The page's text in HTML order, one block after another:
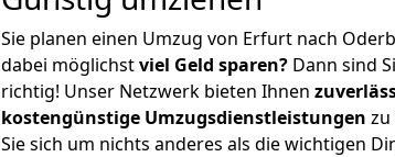
Sie planen einen Umzug von Erfurt nach
dabei möglichstviel Geld sparen? Dann sind
richtig! Unser Netzwerk bieten Ihnen
kostengünstige Umzugsdienstleistungen zu
Sie sich um nichts anderes als die wichtigen